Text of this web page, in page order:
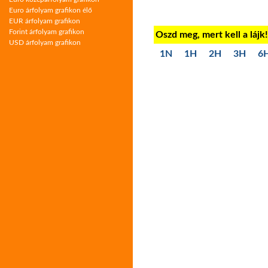
Oszd meg, mert kell a lájk!
1N 1H 2H 3H 6H
Euro árfolyam grafikon élő
EUR árfolyam grafikon
Forint árfolyam grafikon
USD árfolyam grafikon